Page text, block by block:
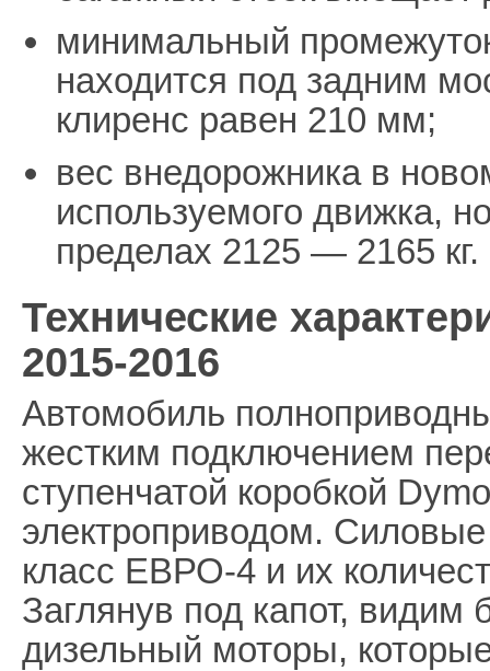
минимальный
находится под задним
клиренс равен 210 мм;
вес внедорожника в
используемого движка,
пределах 2125 — 2165 кг.
Технические
2015-2016
Автомобиль
жестким подключением
ступенчатой коробкой
электроприводом.
класс ЕВРО-4 и их
Заглянув под капот,
дизельный моторы,